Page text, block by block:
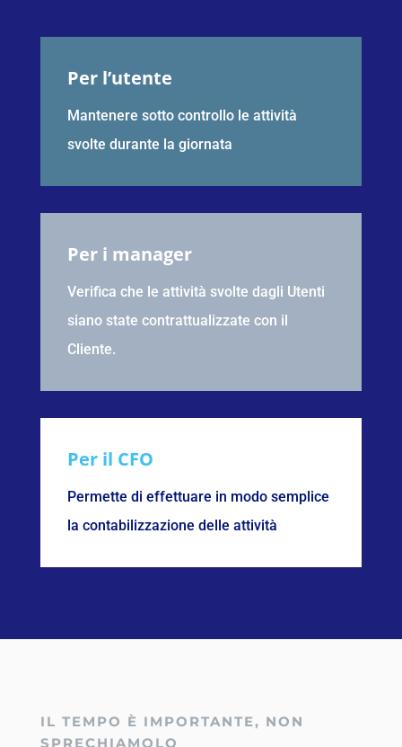
Per l’utente
Mantenere sotto controllo le attività
svolte durante la giornata
Per i manager
Verifica che le attività svolte dagli Utenti
siano state contrattualizzate con il
Cliente.
Per il CFO
Permette di effettuare in modo semplice
la contabilizzazione delle attività
IL TEMPO È IMPORTANTE, NON
SPRECHIAMOLO